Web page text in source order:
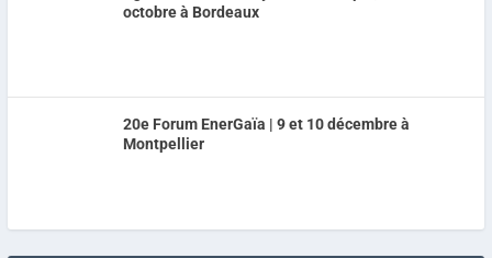
octobre à Bordeaux
20e Forum EnerGaïa | 9 et 10 décembre à
Montpellier